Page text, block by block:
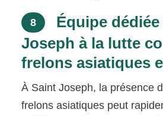
8
Équipe
Joseph à la lutte
frelons asiatiques
À Saint Joseph, la présence
frelons asiatiques peut